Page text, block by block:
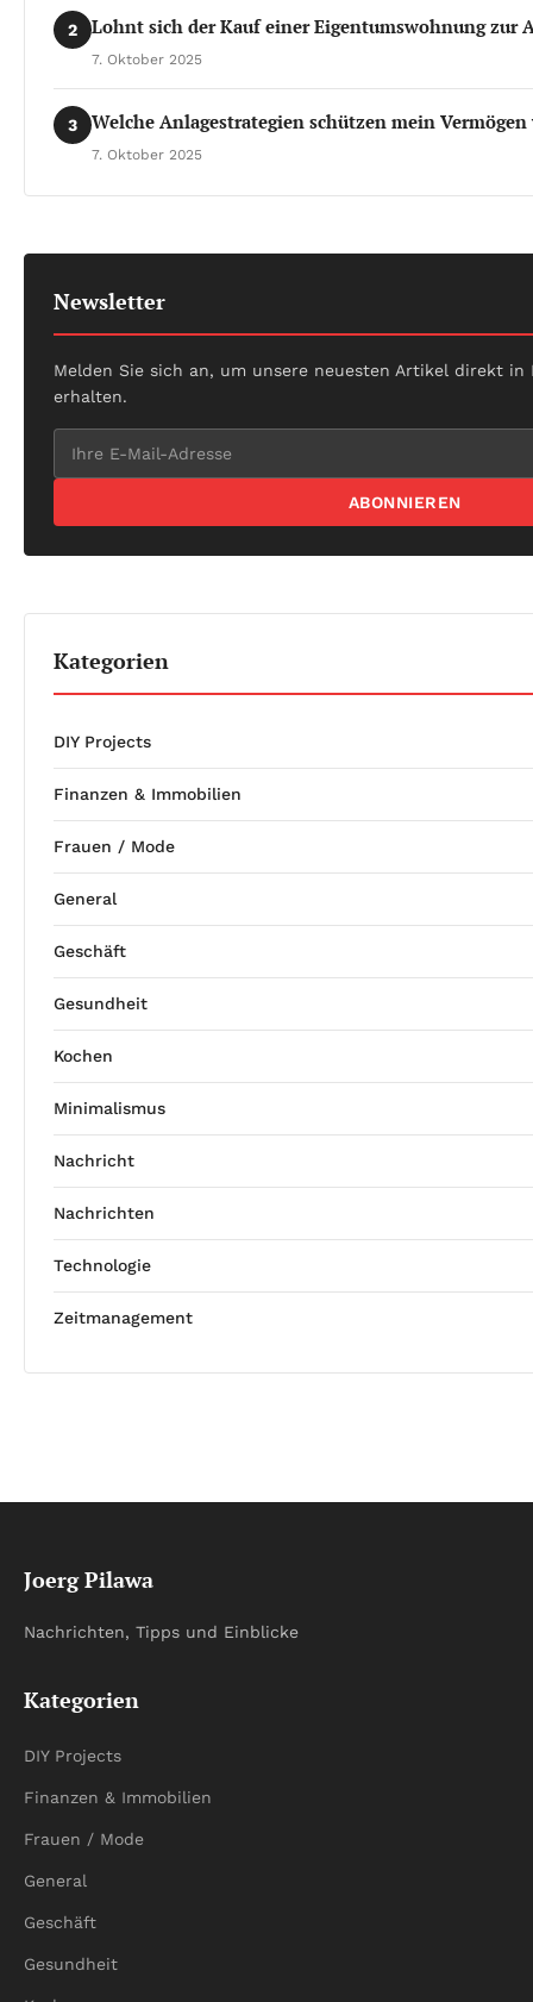
2 Lohnt sich der Kauf einer Eigentumswohnung zur
7. Oktober 2025
3 Welche Anlagestrategien schützen mein
7. Oktober 2025
Newsletter
Melden Sie sich an, um unsere neuesten Artikel direkt in
erhalten.
ABONNIEREN
Kategorien
DIY Projects
Finanzen & Immobilien
Frauen / Mode
General
Geschäft
Gesundheit
Kochen
Minimalismus
Nachricht
Nachrichten
Technologie
Zeitmanagement
Joerg Pilawa
Nachrichten, Tipps und Einblicke
Kategorien
DIY Projects
Finanzen & Immobilien
Frauen / Mode
General
Geschäft
Gesundheit